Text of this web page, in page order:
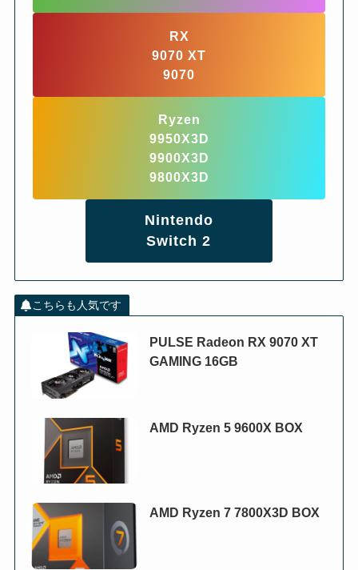
RX
9070 XT
9070
Ryzen
9950X3D
9900X3D
9800X3D
Nintendo
Switch 2
こちらも人気です
PULSE Radeon RX 9070 XT
GAMING 16GB
AMD Ryzen 5 9600X BOX
AMD Ryzen 7 7800X3D BOX